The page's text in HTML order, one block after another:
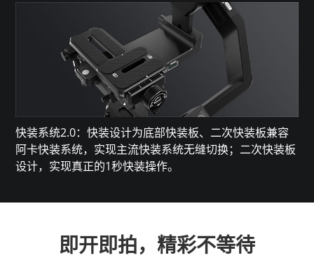
快装系统2.0：快装设计为底部快装板、二次快装板兼容
阿卡快装系统，实现主流快装系统无缝切换；二次快装板
设计，实现真正的1秒快装操作。
即开即拍，精彩不等待